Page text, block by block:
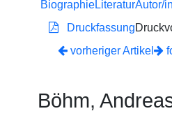
BiographieLiteraturAutor/in
Druckfassung
vorheriger Artikel
Böhm,